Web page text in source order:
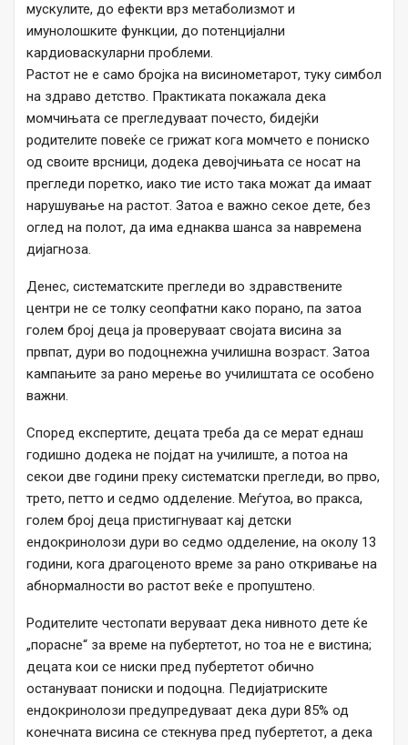
мускулите, до ефекти врз метаболизмот и
имунолошките функции, до потенцијални
кардиоваскуларни проблеми.
Растот не е само бројка на висинометарот, туку симбол
на здраво детство. Практиката покажала дека
момчињата се прегледуваат почесто, бидејќи
родителите повеќе се грижат кога момчето е пониско
од своите врсници, додека девојчињата се носат на
прегледи поретко, иако тие исто така можат да имаат
нарушување на растот. Затоа е важно секое дете, без
оглед на полот, да има еднаква шанса за навремена
дијагноза.
Денес, систематските прегледи во здравствените
центри не се толку сеопфатни како порано, па затоа
голем број деца ја проверуваат својата висина за
првпат, дури во подоцнежна училишна возраст. Затоа
кампањите за рано мерење во училиштата се особено
важни.
Според експертите, децата треба да се мерат еднаш
годишно додека не појдат на училиште, а потоа на
секои две години преку систематски прегледи, во прво,
трето, петто и седмо одделение. Меѓутоа, во пракса,
голем број деца пристигнуваат кај детски
ендокринолози дури во седмо одделение, на околу 13
години, кога драгоценото време за рано откривање на
абнормалности во растот веќе е пропуштено.
Родителите честопати веруваат дека нивното дете ќе
„порасне“ за време на пубертетот, но тоа не е вистина;
децата кои се ниски пред пубертетот обично
остануваат пониски и подоцна. Педијатриските
ендокринолози предупредуваат дека дури 85% од
конечната висина се стекнува пред пубертетот, а дека